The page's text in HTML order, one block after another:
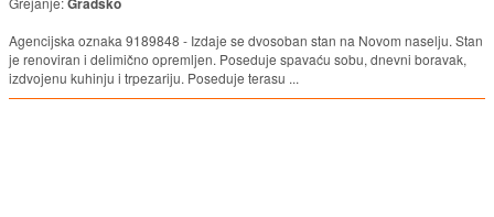
Agencijska oznaka 9189848 - Izdaje se dvosoban stan na Novom naselju. Stan
je renoviran i delimično opremljen. Poseduje spavaću sobu, dnevni boravak,
izdvojenu kuhinju i trpezariju. Poseduje terasu ...